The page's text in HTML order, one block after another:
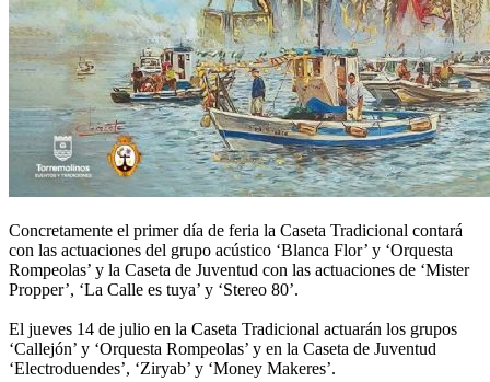
Concretamente el primer día de feria la Caseta Tradicional contará
con las actuaciones del grupo acústico ‘Blanca Flor’ y ‘Orquesta
Rompeolas’ y la Caseta de Juventud con las actuaciones de ‘Mister
Propper’, ‘La Calle es tuya’ y ‘Stereo 80’.
El jueves 14 de julio en la Caseta Tradicional actuarán los grupos
‘Callejón’ y ‘Orquesta Rompeolas’ y en la Caseta de Juventud
‘Electroduendes’, ‘Ziryab’ y ‘Money Makeres’.